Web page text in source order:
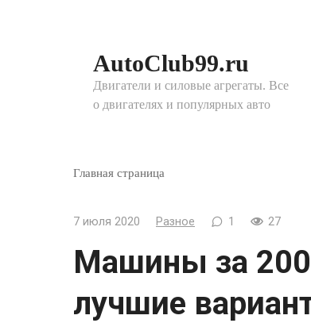
AutoClub99.ru
Двигатели и силовые агрегаты. Все
о двигателях и популярных авто
Главная страница
7 июля 2020 Разное 1 27
Машины за
лучшие